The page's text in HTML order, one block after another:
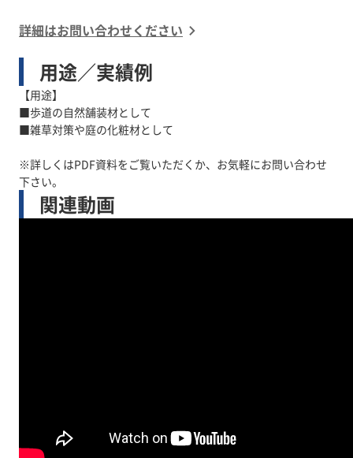
詳細はお問い合わせください
用途／実績例
【用途】
■歩道の自然舗装材として
■雑草対策や庭の化粧材として
※詳しくはPDF資料をご覧いただくか、お気軽にお問い合わせ
下さい。
関連動画